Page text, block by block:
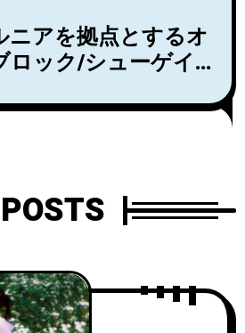
ニアを拠点とするオ
ロック/シューゲイ
Me Up Again」